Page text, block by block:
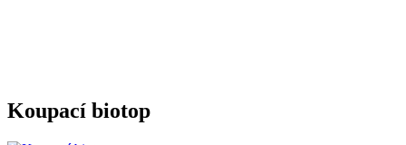
Koupací biotop